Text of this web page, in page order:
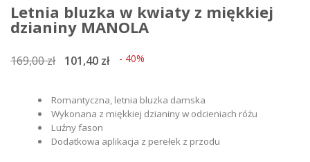
Letnia bluzka w kwiaty z miękkiej
dzianiny MANOLA
169,00 zł 101,40 zł - 40%
Romantyczna, letnia bluzka damska
Wykonana z miękkiej dzianiny w odcieniach różu
Luźny fason
Dodatkowa aplikacja z perełek z przodu